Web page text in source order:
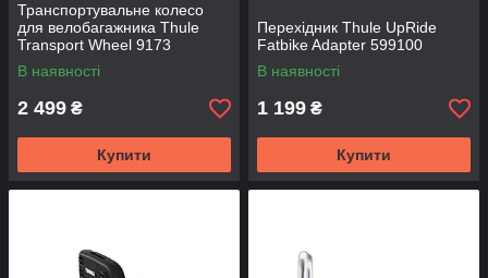
Транспортувальне колесо
для велобагажника Thule
Transport Wheel 9173
В наявності
2 499 ₴
Купити
Перехідник Thule UpRide
Fatbike Adapter 599100
В наявності
1 199 ₴
Купити